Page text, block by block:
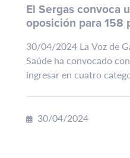
El Sergas convoca
oposición para 158
30/04/2024 La Voz de
Saúde ha convocado
ingresar en cuatro
una resolución de la...
30/04/2024